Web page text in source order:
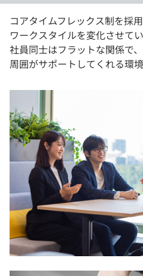
コアタイムフレックス制を採
ワークスタイルを変化させてい
社員同士はフラットな関係で
周囲がサポートしてくれる環境